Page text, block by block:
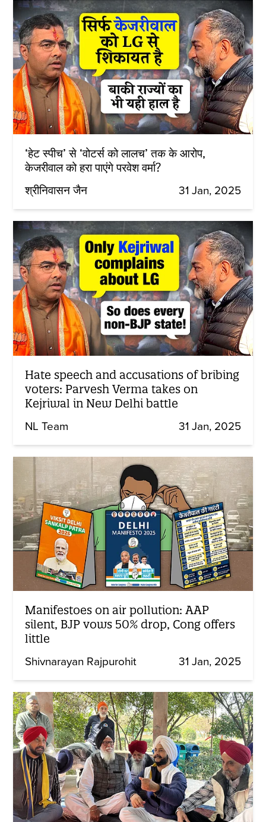
‘हेट स्पीच’ से ‘वोटर्स को लालच’ तक के आरोप,
केजरीवाल को हरा पाएंगे परवेश वर्मा?
श्रीनिवासन जैन 31 Jan, 2025
Hate speech and accusations of bribing
voters: Parvesh Verma takes on
Kejriwal in New Delhi battle
NL Team 31 Jan, 2025
Manifestoes on air pollution: AAP
silent, BJP vows 50% drop, Cong offers
little
Shivnarayan Rajpurohit 31 Jan, 2025